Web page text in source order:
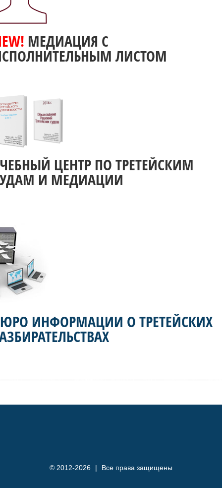
МЕДИАЦИЯ С
ЛИСТОМ
ЦЕНТР ПО ТРЕТЕЙСКИМ
И МЕДИАЦИИ
ИНФОРМАЦИИ О ТРЕТЕЙСКИХ
© 2012-2026 | Все права защищены